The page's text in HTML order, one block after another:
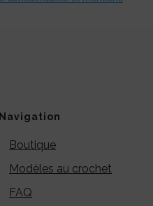
Navigation
Boutique
Modèles au crochet
FAQ